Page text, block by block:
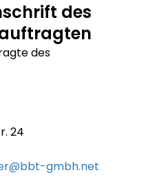
des
des
24
gmbh.net